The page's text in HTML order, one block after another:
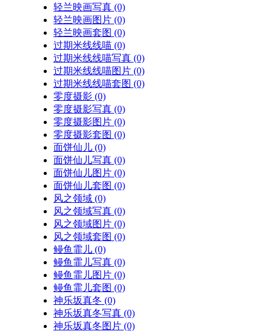
轻兰映画写真 (0)
轻兰映画图片 (0)
轻兰映画套图 (0)
过期米线线喵 (0)
过期米线线喵写真 (0)
过期米线线喵图片 (0)
过期米线线喵套图 (0)
零度摄影 (0)
零度摄影写真 (0)
零度摄影图片 (0)
零度摄影套图 (0)
面饼仙儿 (0)
面饼仙儿写真 (0)
面饼仙儿图片 (0)
面饼仙儿套图 (0)
风之领域 (0)
风之领域写真 (0)
风之领域图片 (0)
风之领域套图 (0)
鳗鱼霏儿 (0)
鳗鱼霏儿写真 (0)
鳗鱼霏儿图片 (0)
鳗鱼霏儿套图 (0)
神乐坂真冬 (0)
神乐坂真冬写真 (0)
神乐坂真冬图片 (0)